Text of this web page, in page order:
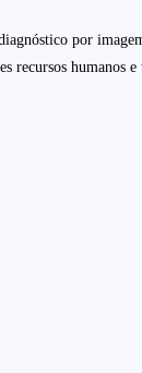
por
humanos e